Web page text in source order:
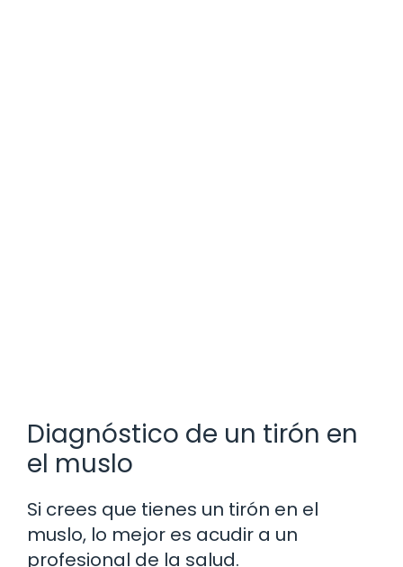
Diagnóstico de un tirón en
el muslo
Si crees que tienes un tirón en el
muslo, lo mejor es acudir a un
profesional de la salud.